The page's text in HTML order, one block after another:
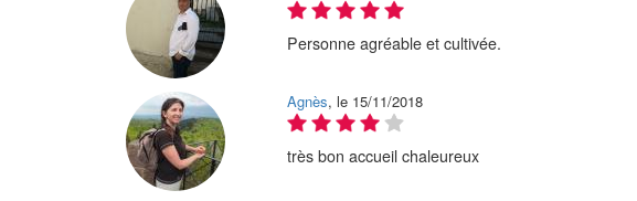
Personne agréable et cultivée.
Agnès, le 15/11/2018
très bon accueil chaleureux